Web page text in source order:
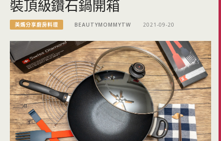
裝頂級鑽石鍋開箱
美媽分享廚房料理 BEAUTYMOMMYTW 2021-09-20